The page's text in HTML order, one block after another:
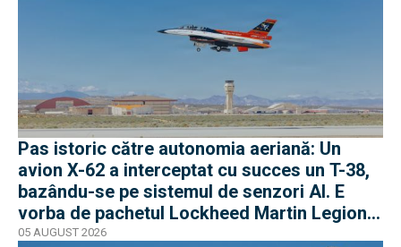
Pas istoric către autonomia aeriană: Un
avion X-62 a interceptat cu succes un T-38,
bazându-se pe sistemul de senzori AI. E
vorba de pachetul Lockheed Martin Legion
Pod
05 AUGUST 2026